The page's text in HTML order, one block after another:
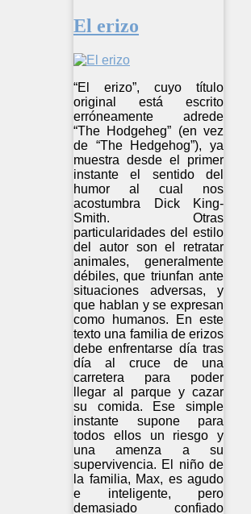
El erizo
“El erizo”, cuyo título
original está escrito
erróneamente adrede
“The Hodgeheg” (en vez
de “The Hedgehog”), ya
muestra desde el primer
instante el sentido del
humor al cual nos
acostumbra Dick King-
Smith. Otras
particularidades del estilo
del autor son el retratar
animales, generalmente
débiles, que triunfan ante
situaciones adversas, y
que hablan y se expresan
como humanos. En este
texto una familia de erizos
debe enfrentarse día tras
día al cruce de una
carretera para poder
llegar al parque y cazar
su comida. Ese simple
instante supone para
todos ellos un riesgo y
una amenza a su
supervivencia. El niño de
la familia, Max, es agudo
e inteligente, pero
demasiado confiado